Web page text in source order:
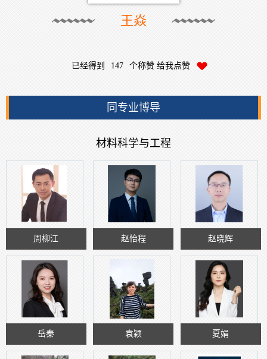
王焱
已经得到 147 个称赞 给我点赞
同专业博导
材料科学与工程
周柳江 赵怡程 赵晓辉
岳秦 袁颖 夏娟